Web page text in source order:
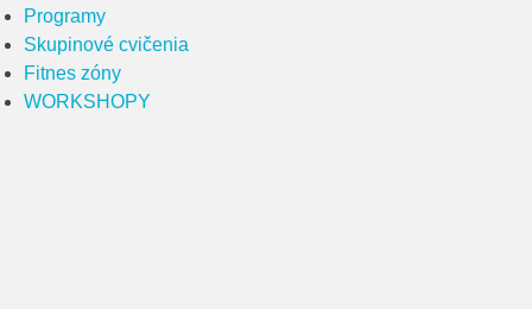
Programy
Skupinové cvičenia
Fitnes zóny
WORKSHOPY